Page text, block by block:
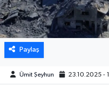
Paylaş
Ümit Şeyhun 23.10.2025 -